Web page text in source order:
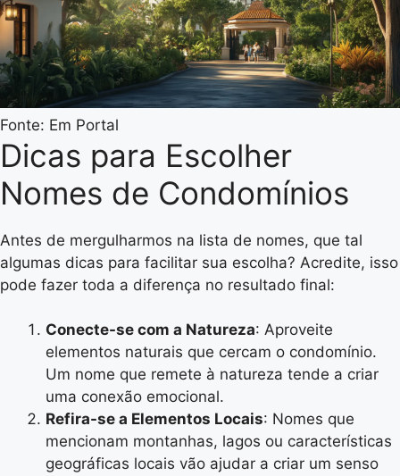
Fonte: Em Portal
Dicas para Escolher
Nomes de Condomínios
Antes de mergulharmos na lista de nomes, que tal
algumas dicas para facilitar sua escolha? Acredite, isso
pode fazer toda a diferença no resultado final:
Conecte-se com a Natureza: Aproveite
elementos naturais que cercam o condomínio.
Um nome que remete à natureza tende a criar
uma conexão emocional.
Refira-se a Elementos Locais: Nomes que
mencionam montanhas, lagos ou características
geográficas locais vão ajudar a criar um senso